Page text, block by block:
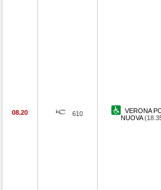
08.20 610
VERONA
NUOVA